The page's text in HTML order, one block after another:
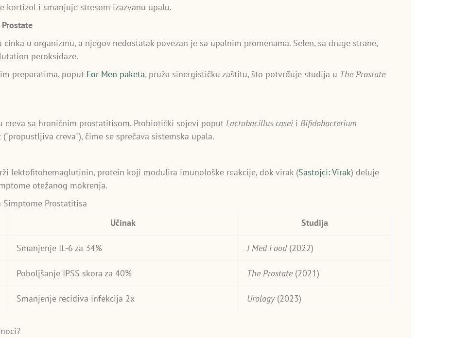
kortizol i smanjuje stresom izazvanu upalu.
u organizmu, a njegov nedostatak povezan je sa upalnim promenama. Selen, sa druge strane,
peroksidaze.
preparatima, poput For Men paketa, pruža sinergističku zaštitu, što potvrđuje studija u The Prostate
creva sa hroničnim prostatitisom. Probiotički sojevi poput Lactobacillus casei i Bifidobacterium
creva"), čime se sprečava sistemska upala.
lektofitohemaglutinin, protein koji modulira imunološke reakcije, dok virak (Sastojci: Virak) deluje
otežanog mokrenja.
Simptome Prostatitisa
Učinak Studija
Smanjenje IL-6 za 34% J Med Food(2022)
Poboljšanje IPSS skora za 40% The Prostate (2021)
Smanjenje recidiva infekcija 2x Urology(2023)